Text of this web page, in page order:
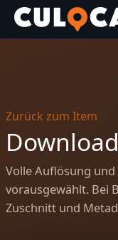
Zurück zum Item
Download
Volle Auflösung
vorausgewählt. Bei
Zuschnitt und